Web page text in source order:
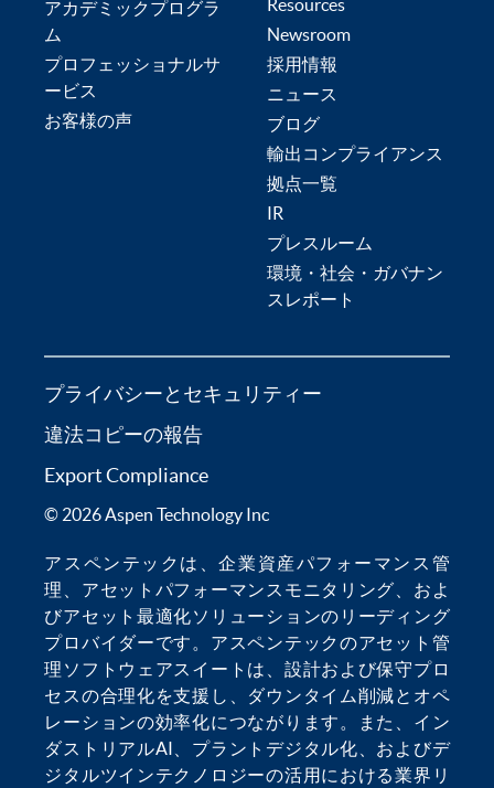
アカデミックプログラ
ム
プロフェッショナルサ
ービス
お客様の声
Resources
Newsroom
採用情報
ニュース
ブログ
輸出コンプライアンス
拠点一覧
IR
プレスルーム
環境・社会・ガバナン
スレポート
プライバシーとセキュリティー
違法コピーの報告
Export Compliance
© 2026 Aspen Technology Inc
アスペンテックは、企業資産パフォーマンス管
理
アセットパフォーマンスモニタリング 、およ
びアセット最適化ソリューションのリーディング
プロバイダーです。アスペンテックのアセット管
理ソフトウェアスイートは、設計および保守プロ
セスの合理化を支援し、 ダウンタイム削減とオペ
レーションの効率化につながります。また、 イン
ダストリアルAI
プラントデジタル化 、およびデ
ジタルツインテクノロジーの活用における業界リ